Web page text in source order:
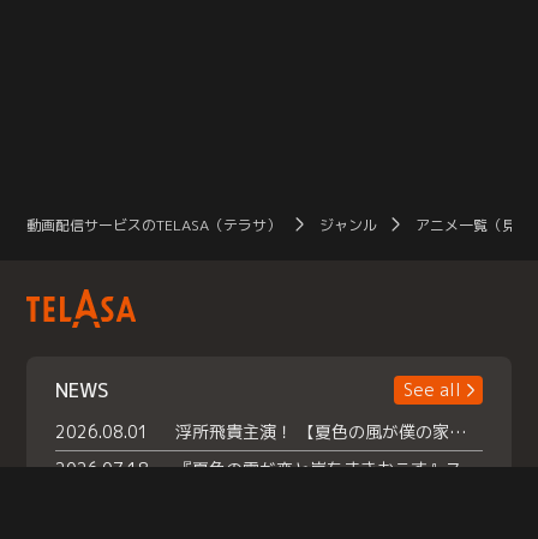
動画配信サービスのTELASA（テラサ） ジャンル アニメ一覧（見放
NEWS
See all
2026.08.01
浮所飛貴主演！ 【夏色の風が僕の家にやってきた】 本日よりテラサで独占配信スタート！
2026.07.18
『夏色の雲が恋と嵐をまきおこす』スペシャルメイキング 【Part1】2026年７月18日（土）23時30分～配信スタート！話題のシーンの裏側を大公開！豪華キャスト大集合！ 『武宮家 真夏の家族会議』開催！